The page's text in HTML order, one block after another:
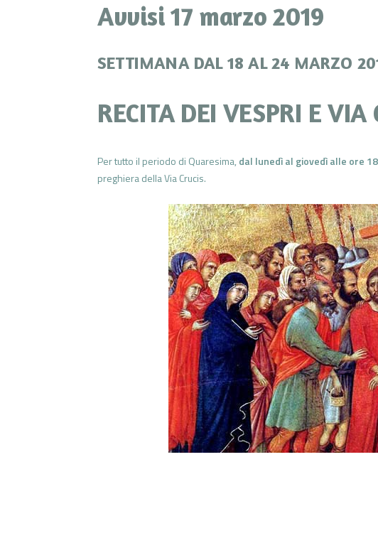
Avvisi 17 marzo 2019
SETTIMANA DAL 18 AL 24 MARZO
RECITA DEI VESPRI E VIA
Per tutto il periodo di Quaresima, dal lunedì al giovedì alle ore
preghiera della Via Crucis.